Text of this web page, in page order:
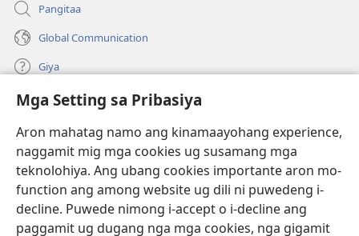
Mga Setting sa Pribasiya
Aron mahatag namo ang kinamaayohang experience,
naggamit mig mga cookies ug susamang mga
teknolohiya. Ang ubang cookies importante aron mo-
function ang among website ug dili ni puwedeng i-
decline. Puwede nimong i-accept o i-decline ang
paggamit ug dugang nga mga cookies, nga gigamit
Pangitaa
Global Communication
Giya
Donasyon
(mo-
open
bag-
ong
window)
Watchtower ONLINE NGA LIBRARYA
(mo-
open
ug
bag-
JW Hub
(mo-
open
ug
JW Library